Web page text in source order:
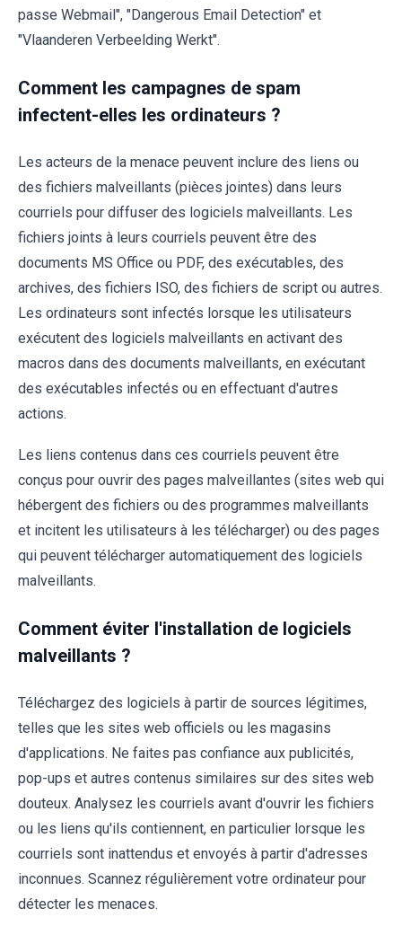
passe Webmail", "Dangerous Email Detection" et
"Vlaanderen Verbeelding Werkt".
Comment les campagnes de spam
infectent-elles les ordinateurs ?
Les acteurs de la menace peuvent inclure des liens ou
des fichiers malveillants (pièces jointes) dans leurs
courriels pour diffuser des logiciels malveillants. Les
fichiers joints à leurs courriels peuvent être des
documents MS Office ou PDF, des exécutables, des
archives, des fichiers ISO, des fichiers de script ou autres.
Les ordinateurs sont infectés lorsque les utilisateurs
exécutent des logiciels malveillants en activant des
macros dans des documents malveillants, en exécutant
des exécutables infectés ou en effectuant d'autres
actions.
Les liens contenus dans ces courriels peuvent être
conçus pour ouvrir des pages malveillantes (sites web qui
hébergent des fichiers ou des programmes malveillants
et incitent les utilisateurs à les télécharger) ou des pages
qui peuvent télécharger automatiquement des logiciels
malveillants.
Comment éviter l'installation de logiciels
malveillants ?
Téléchargez des logiciels à partir de sources légitimes,
telles que les sites web officiels ou les magasins
d'applications. Ne faites pas confiance aux publicités,
pop-ups et autres contenus similaires sur des sites web
douteux. Analysez les courriels avant d'ouvrir les fichiers
ou les liens qu'ils contiennent, en particulier lorsque les
courriels sont inattendus et envoyés à partir d'adresses
inconnues. Scannez régulièrement votre ordinateur pour
détecter les menaces.